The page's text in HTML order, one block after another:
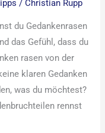
/Christian Rupp
du Gedankenrasen
das Gefühl, dass du
rasen von der
klaren Gedanken
was du möchtest?
rennst